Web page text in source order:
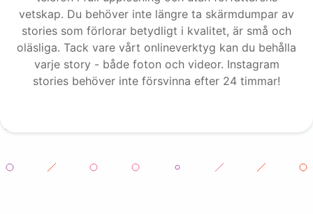
vetskap. Du behöver inte längre ta skärmdumpar av
stories som förlorar betydligt i kvalitet, är små och
oläsliga. Tack vare vårt onlineverktyg kan du behålla
varje story - både foton och videor. Instagram
stories behöver inte försvinna efter 24 timmar!